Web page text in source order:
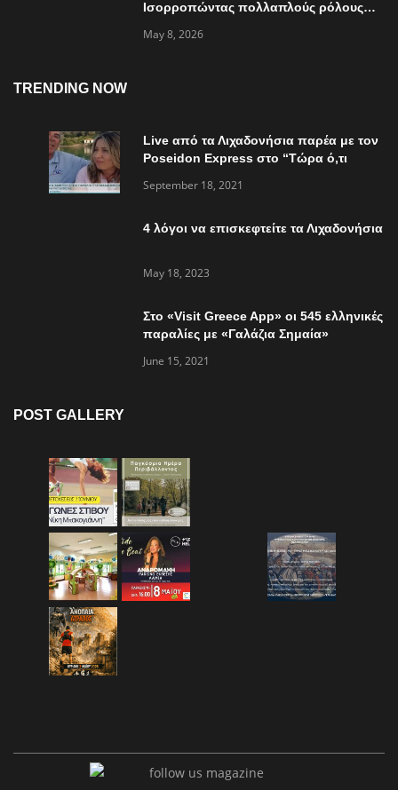
Ισορροπώντας πολλαπλούς ρόλους…
May 8, 2026
TRENDING NOW
Live από τα Λιχαδονήσια παρέα με τον
Poseidon Express στο “Τώρα ό,τι
September 18, 2021
4 λόγοι να επισκεφτείτε τα Λιχαδονήσια
May 18, 2023
Στο «Visit Greece App» οι 545 ελληνικές
παραλίες με «Γαλάζια Σημαία»
June 15, 2021
POST GALLERY